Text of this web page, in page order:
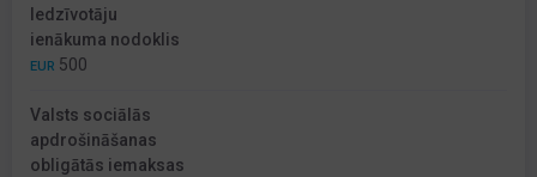
Iedzīvotāju
ienākuma nodoklis
EUR 500
Valsts sociālās
apdrošināšanas
obligātās iemaksas